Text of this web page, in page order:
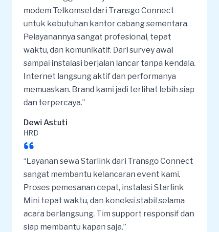
modem Telkomsel dari Transgo Connect
untuk kebutuhan kantor cabang sementara.
Pelayanannya sangat profesional, tepat
waktu, dan komunikatif. Dari survey awal
sampai instalasi berjalan lancar tanpa kendala.
Internet langsung aktif dan performanya
memuaskan. Brand kami jadi terlihat lebih siap
dan terpercaya.”
Dewi Astuti
HRD
“Layanan sewa Starlink dari Transgo Connect
sangat membantu kelancaran event kami.
Proses pemesanan cepat, instalasi Starlink
Mini tepat waktu, dan koneksi stabil selama
acara berlangsung. Tim support responsif dan
siap membantu kapan saja.”